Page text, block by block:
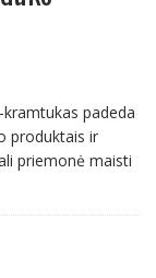
padeda
produktais ir
priemonė maisti